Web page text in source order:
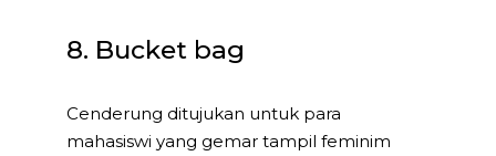
8. Bucket bag
Cenderung ditujukan untuk para
mahasiswi yang gemar tampil feminim